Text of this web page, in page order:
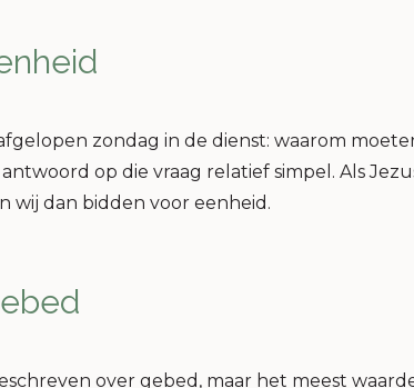
zondag in de dienst: waarom
op die vraag relatief simpel. Als
wij dan bidden voor eenheid.
over gebed, maar het meest